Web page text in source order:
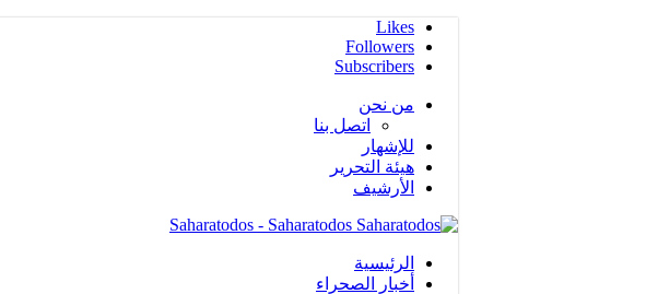
Likes
Followers
Subscribers
من نحن
اتصل بنا
للإشهار
هيئة التحرير
الأرشيف
Saharatodos - Saharatodos
الرئيسية
أخبار الصحراء